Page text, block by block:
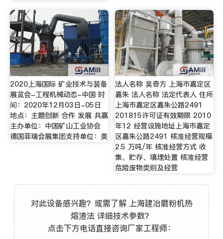
2020上海国际 矿业技术与装备
展览会-工程机械动态-中国 时
间：2020年12月03日-05日
地点：主题创新 合作 发展 共赢
主办单位：中国矿山工业协会
德国菲瑞会展集团支持单位：美
法人名称 吴奇方 上海市嘉定区
嘉朱 法人名称 法定代表人 住所
上海市嘉定区嘉朱公路2491
201815许可证有效期限 2010
年12 经营设施地址上海市嘉定
区嘉朱公路2491 核准经营规模
2.5 万吨/年 核准经营方式 收
集、贮存、填埋处置 核准经营
危险废物类别及经营
对此设备感兴趣？或需了解 上海建冶磨粉机热
熔渣法 详细技术参数？
点击下方电话直接咨询厂家工程师：